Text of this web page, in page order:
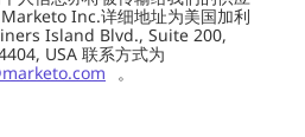
Inc.详细地址为美国加利
Island Blvd., Suite 200,
USA 联系方式为
。